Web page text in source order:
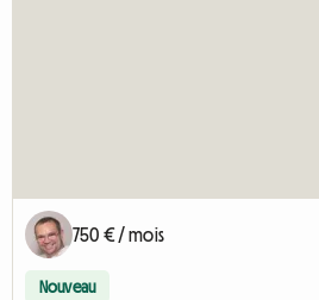
750 € / mois
Nouveau